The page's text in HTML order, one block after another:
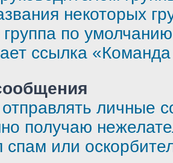
некоторых
группа по
ссылка
личные
получаю
спам или